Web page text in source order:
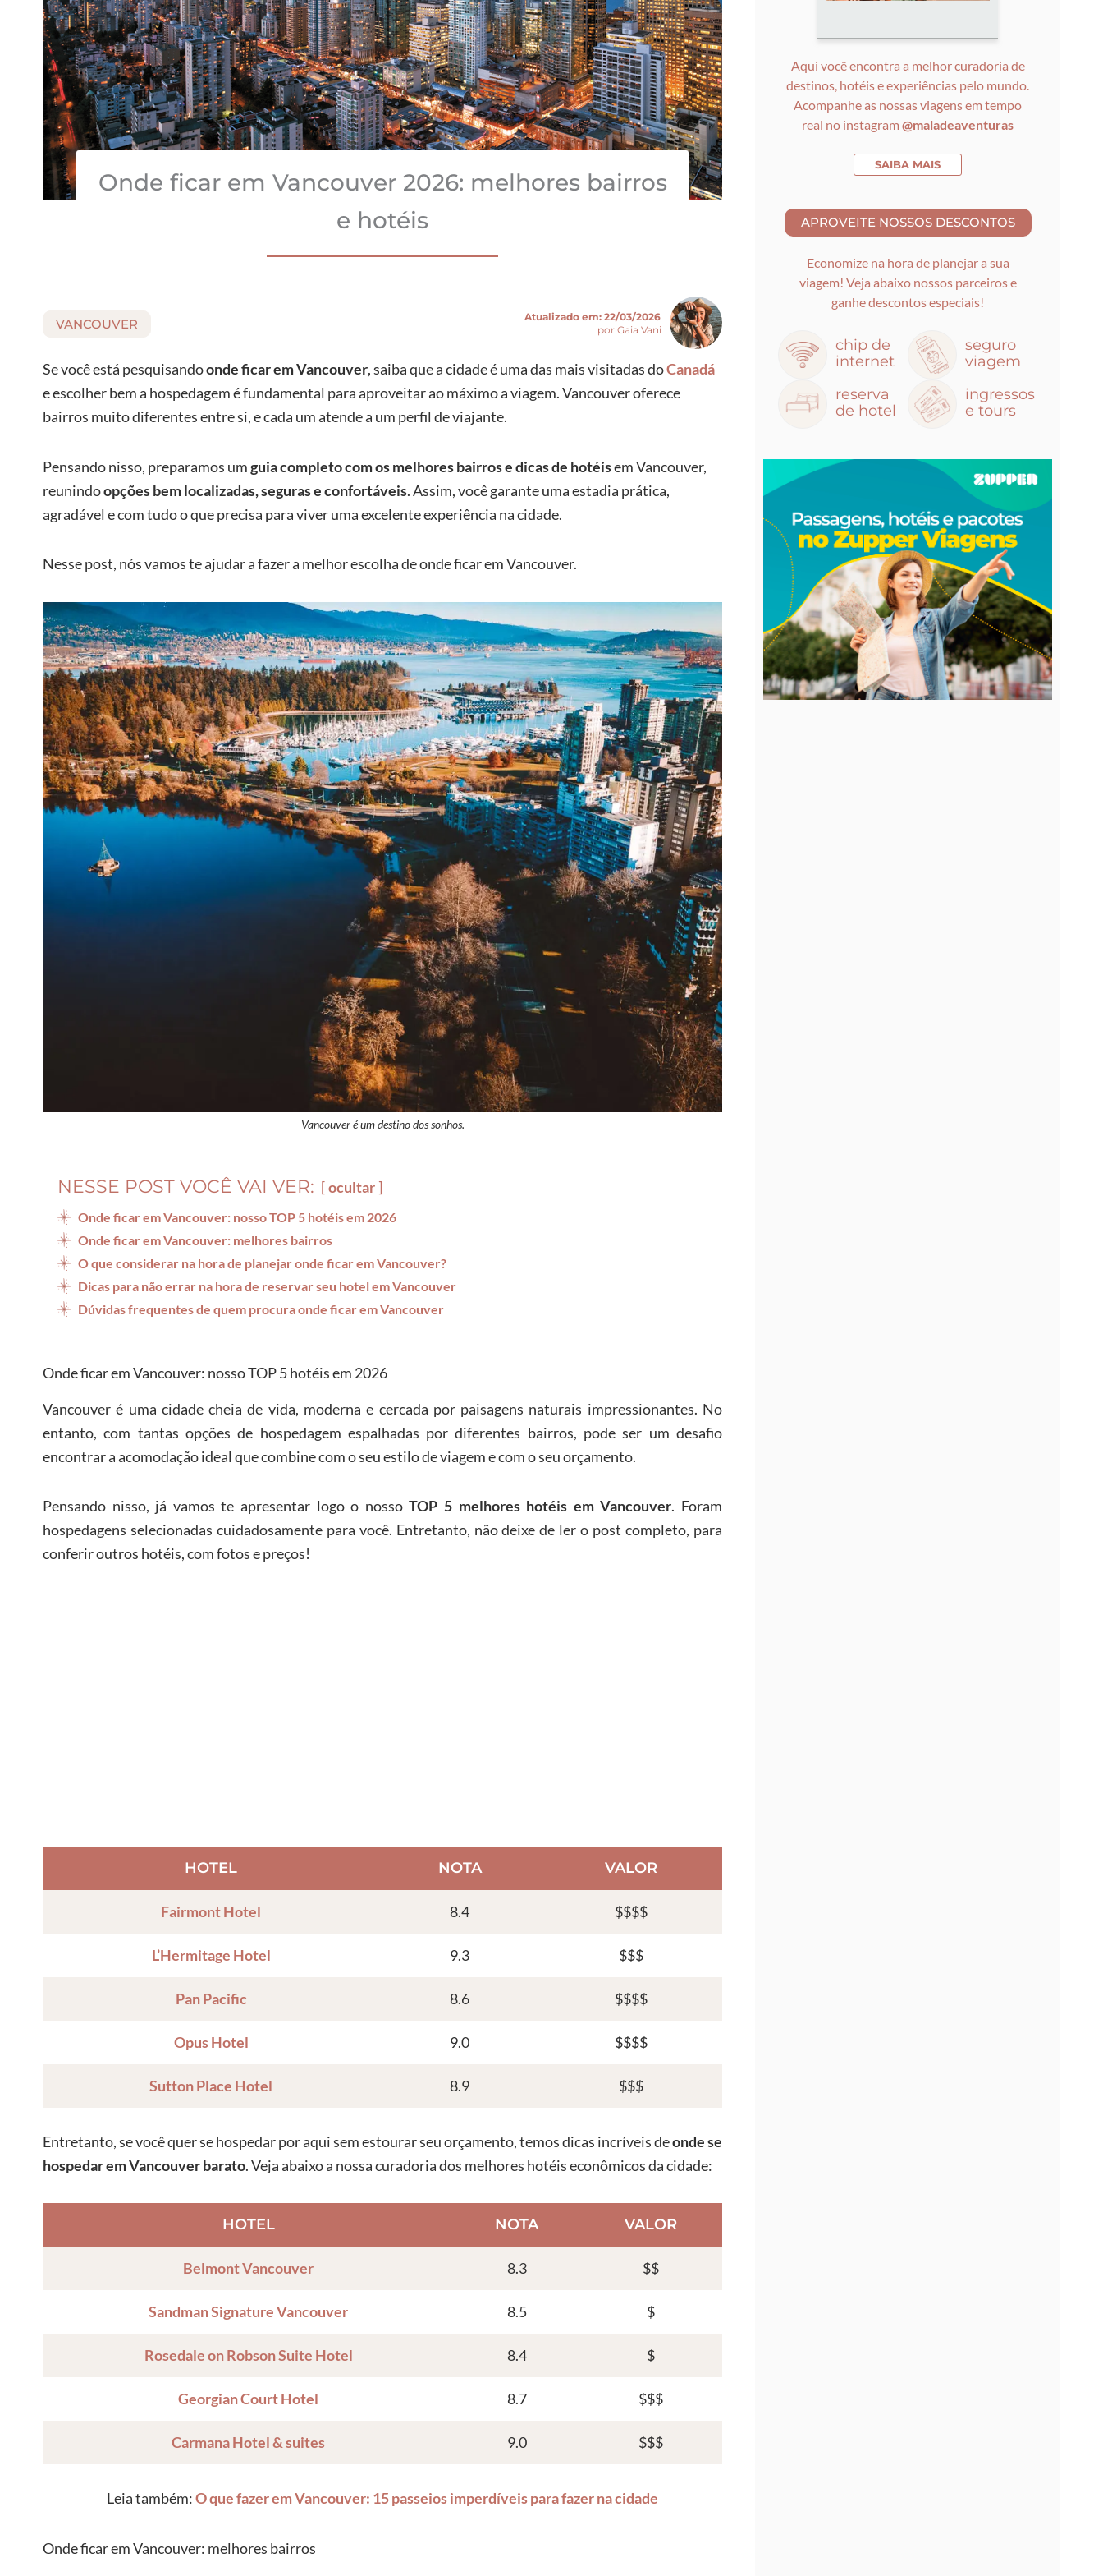
Onde ficar em Vancouver 2026: melhores bairros
e hotéis
VANCOUVER Atualizado em: 22/03/2026
por Gaia Vani
Se você está pesquisandoonde ficar em Vancouver, saiba que a cidade é uma das mais visitadas doCanadá
e escolher bem a hospedagem é fundamental para aproveitar ao máximo a viagem.Vancouveroferece
bairros muito diferentes entre si, e cada um atende a um perfil de viajante.
Pensando nisso, preparamos umguia completo com os melhores bairros e dicas de hotéisem Vancouver,
reunindoopções bem localizadas, seguras e confortáveis. Assim, você garante uma estadia prática,
agradável e com tudo o que precisa para viver uma excelente experiência na cidade.
Nesse post, nós vamos te ajudar a fazer a melhor escolha de onde ficar em Vancouver.
Vancouver é um destino dos sonhos.
NESSE POST VOCÊ VAI VER: ocultar
Onde ficar em Vancouver: nosso TOP 5 hotéis em 2026
Onde ficar em Vancouver: melhores bairros
O que considerar na hora de planejar onde ficar em Vancouver?
Dicas para não errar na hora de reservar seu hotel em Vancouver
Dúvidas frequentes de quem procura onde ficar em Vancouver
Onde ficar em Vancouver: nosso TOP 5 hotéis em 2026
Vancouver é uma cidade cheia de vida, moderna e cercada por paisagens naturais impressionantes. No
entanto, com tantas opções de hospedagem espalhadas por diferentes bairros, pode ser um desafio
encontrar a acomodação ideal que combine com o seu estilo de viagem e com o seu orçamento.
Pensando nisso, já vamos te apresentar logo o nossoTOP 5 melhores hotéis em Vancouver. Foram
hospedagens selecionadas cuidadosamente para você. Entretanto, não deixe de ler o post completo, para
conferir outros hotéis, com fotos e preços!
HOTEL NOTA VALOR
Fairmont Hotel 8.4 $$$$
L’Hermitage Hotel 9.3 $$$
Pan Pacific 8.6 $$$$
Opus Hotel 9.0 $$$$
Sutton Place Hotel 8.9 $$$
Entretanto, se você quer se hospedar por aqui sem estourar seu orçamento, temos dicas incríveis deonde se
hospedar em Vancouver barato. Veja abaixo a nossa curadoria dos melhores hotéis econômicos da cidade:
HOTEL NOTA VALOR
Belmont Vancouver 8.3 $$
Sandman Signature Vancouver 8.5 $
Rosedale on Robson Suite Hotel 8.4 $
Georgian Court Hotel 8.7 $$$
Carmana Hotel & suites 9.0 $$$
Leia também:O que fazer em Vancouver: 15 passeios imperdíveis para fazer na cidade
Onde ficar em Vancouver: melhores bairros
Aqui você encontra a melhor curadoria de
destinos, hotéis e experiências pelo mundo.
Acompanhe as nossas viagens em tempo
real no instagram@maladeaventuras
SAIBA MAIS
Economize na hora de planejar a sua
viagem! Veja abaixo nossos parceiros e
ganhe descontos especiais!
chip de
internet
seguro
viagem
reserva
de hotel
ingressos
e tours